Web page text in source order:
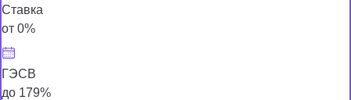
Ставка
от 0%
ГЭСВ
до 179%